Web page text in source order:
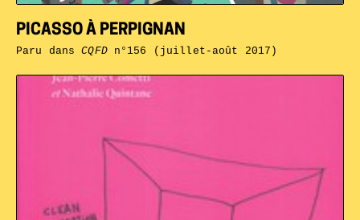
PICASSO À PERPIGNAN
Paru dansCQFDn°156 (juillet-août 2017)